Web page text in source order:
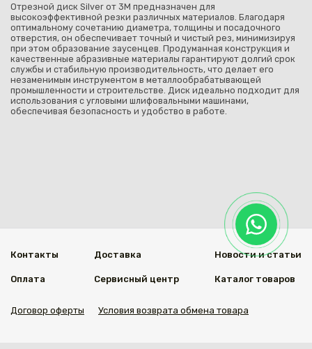
Отрезной диск Silver от 3М предназначен для
высокоэффективной резки различных материалов. Благодаря
оптимальному сочетанию диаметра, толщины и посадочного
отверстия, он обеспечивает точный и чистый рез, минимизируя
при этом образование заусенцев. Продуманная конструкция и
качественные абразивные материалы гарантируют долгий срок
службы и стабильную производительность, что делает его
незаменимым инструментом в металлообрабатывающей
промышленности и строительстве. Диск идеально подходит для
использования с угловыми шлифовальными машинами,
обеспечивая безопасность и удобство в работе.
Контакты
Оплата
Доставка
Сервисный центр
Новости и статьи
Каталог товаров
Договор оферты Условия возврата обмена товара